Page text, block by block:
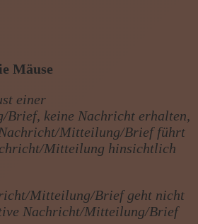
Mäuse
einer
keine Nachricht erhalten,
Mitteilung/Brief führt
Mitteilung hinsichtlich
Mitteilung/Brief geht nicht
Nachricht/Mitteilung/Brief